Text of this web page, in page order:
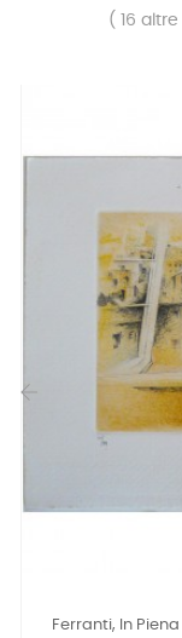
( 16
Ferranti, In